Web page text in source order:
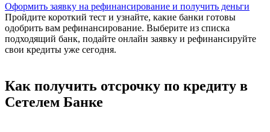
Оформить заявку на рефинансирование и получить деньги
Пройдите короткий тест и узнайте, какие банки готовы
одобрить вам рефинансирование. Выберите из списка
подходящий банк, подайте онлайн заявку и рефинансируйте
свои кредиты уже сегодня.
Как получить отсрочку по кредиту в
Сетелем Банке